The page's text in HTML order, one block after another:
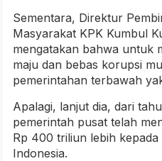
Sementara, Direktur
Masyarakat KPK Kumbul
mengatakan bahwa untuk
maju dan bebas korupsi
pemerintahan terbawah
Apalagi, lanjut dia, dari
pemerintah pusat telah
Rp 400 triliun lebih
Indonesia.